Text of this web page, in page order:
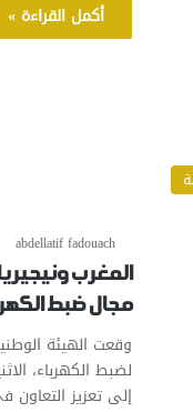
أكمل القراءة »
abdellatif fadouach
المغرب
مجال ضبط
وقعت الهيئة
لضبط الكهرباء،
إلى تعزيز